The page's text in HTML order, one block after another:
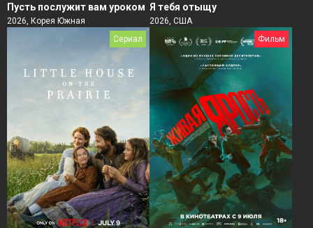
Пусть послужит вам уроком
2026, Корея Южная
Я тебя отыщу
2026, США
Сериал
Фильм